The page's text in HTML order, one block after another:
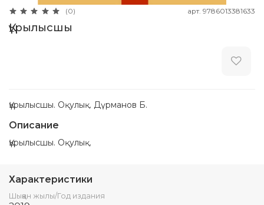
(0) арт. 9786013381633
Құрылысшы
Құрылысшы. Оқулық. Дүрманов Б.
Описание
Құрылысшы. Оқулық.
Характеристики
Шыққан жылы/Год издания